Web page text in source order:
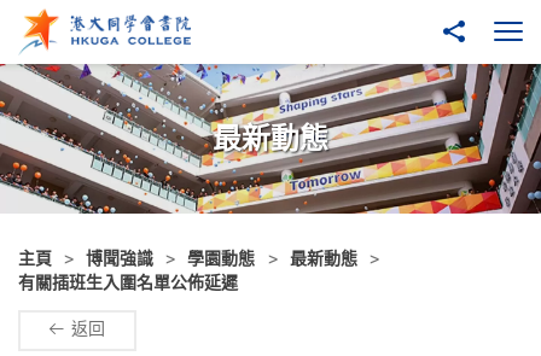
跳至主內容
分享到
打
最新動態
主頁 博聞強識 學園動態
最新動態
有關插班生入圍名單公佈延遲
返回